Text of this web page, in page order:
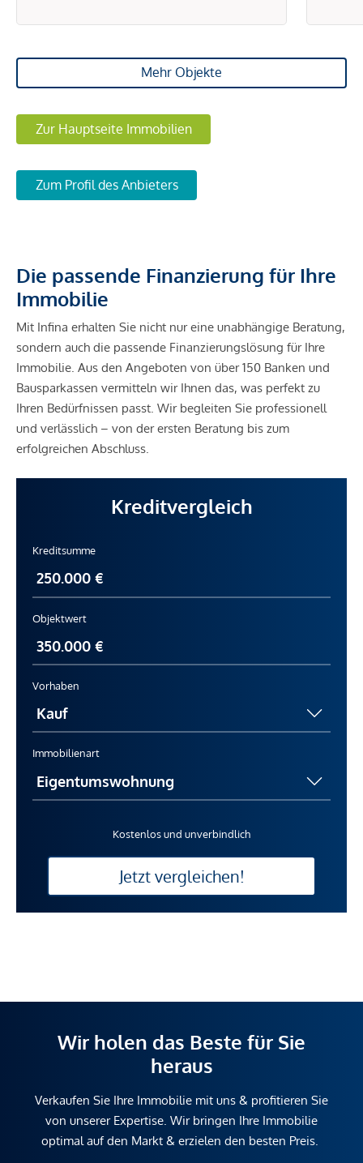
Vertragsabschluss resultierende Rechte sind ausschließlich
geltend zu machen. Wir weisen Sie darauf hin, dass die
gemachten Angaben und Informationen lediglich
Gewähr erfolgen. Der Vermittler ist als Doppelmakler tätig.
Mehr Objekte
Zur Hauptseite Immobilien
Zum Profil des Anbieters
Die passende Finanzierung für Ihre
Immobilie
Mit Infina erhalten Sie nicht nur eine unabhängige Beratung,
sondern auch die passende Finanzierungslösung für Ihre
Immobilie. Aus den Angeboten von über 150 Banken und
Bausparkassen vermitteln wir Ihnen das, was perfekt zu
Ihren Bedürfnissen passt. Wir begleiten Sie professionell
und verlässlich – von der ersten Beratung bis zum
erfolgreichen Abschluss.
Kreditvergleich
Kreditsumme
Objektwert
Vorhaben
Immobilienart
Kostenlos und unverbindlich
Jetzt vergleichen!
Wir holen das Beste für Sie
heraus
Verkaufen Sie Ihre Immobilie mit uns & profitieren Sie
von unserer Expertise. Wir bringen Ihre Immobilie
optimal auf den Markt & erzielen den besten Preis.